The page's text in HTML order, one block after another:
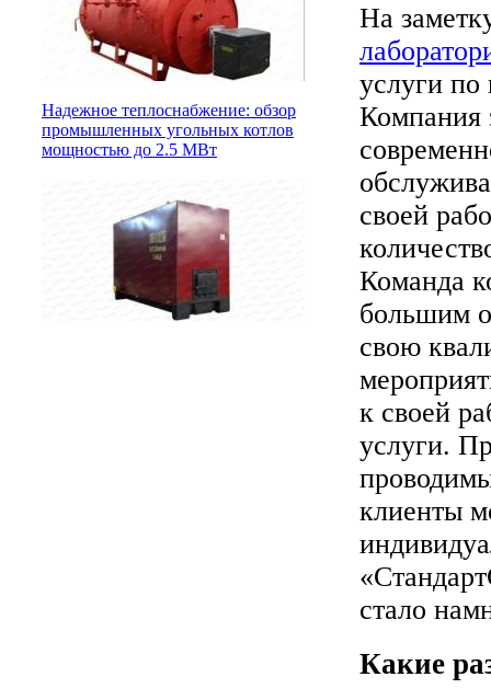
Надежное теплоснабжение: обзор
промышленных угольных котлов
мощностью до 2.5 МВт
На
услуги
Компания
своей
Команда
большим
свою
к своей
услуги.
клиенты
стало
Какие